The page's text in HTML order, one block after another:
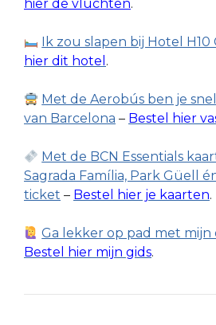
hier de vluchten.
Ik zou slapen bij Hotel H10
hier dit hotel .
Met de Aerobús ben je
van Barcelona – Bestel hier
Met de BCN Essentials
Sagrada Família, Park Güell
ticket – Bestel hier je kaarten.
Ga lekker op pad met mijn
Bestel hier mijn gids.